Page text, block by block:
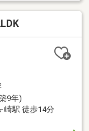
9年)
崎駅 徒歩14分